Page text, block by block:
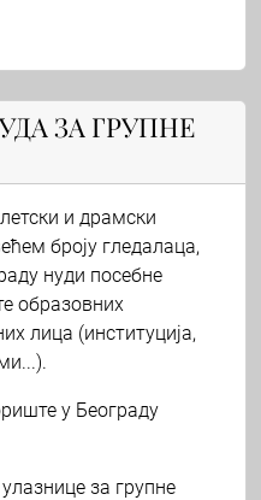
ЗА ГРУПНЕ
и драмски
броју гледалаца,
нуди посебне
образовних
лица (институција,
у Београду
за групне